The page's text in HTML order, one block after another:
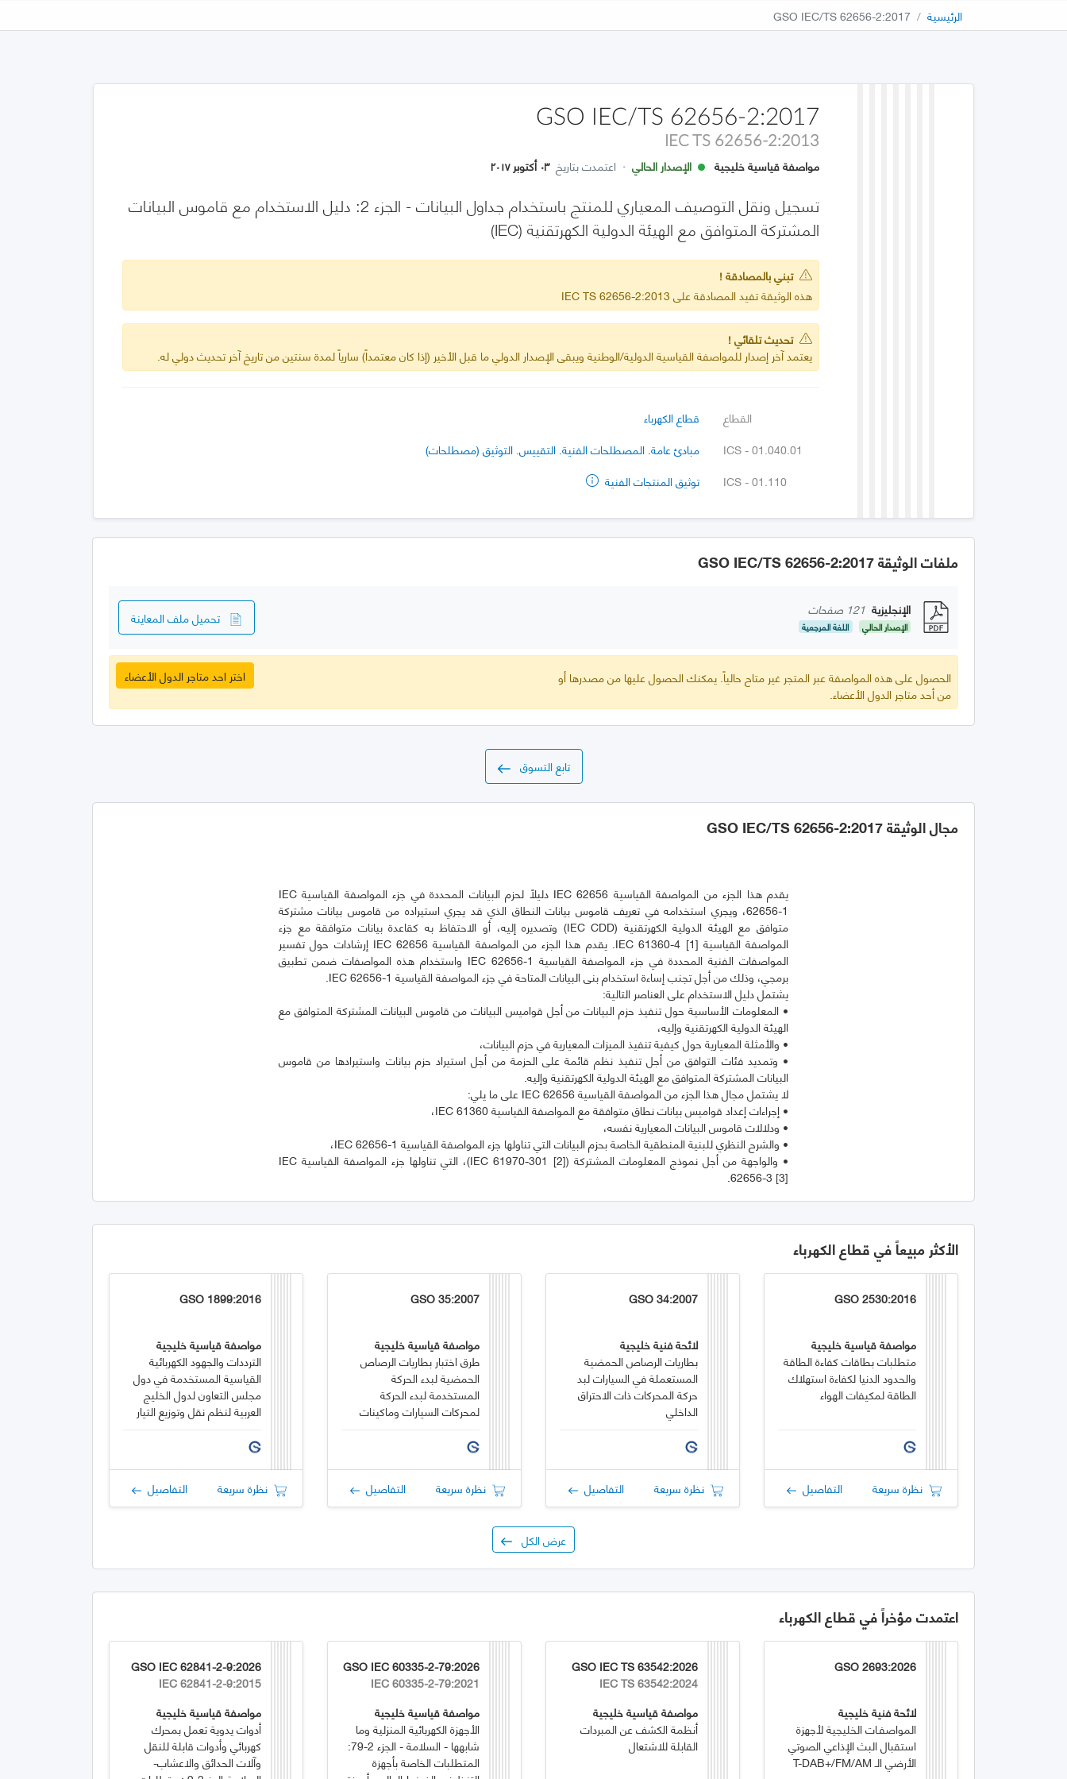
الرئيسية GSO IEC/TS 62656-2:2017
GSO IEC/TS 62656-2:2017
IEC TS 62656-2:2013
مواصفة قياسية خليجية الإصدار الحالي · اعتمدت بتاريخ ٠٣ أكتوبر ٢٠١٧
تسجيل ونقل التوصيف المعياري للمنتج باستخدام جداول البيانات - الجزء 2: دليل الاستخدام مع قاموس البيانات
المشتركة المتوافق مع الهيئة الدولية الكهرتقنية (IEC)
تبني بالمصادقة !
هذه الوثيقة تفيد المصادقة على IEC TS 62656-2:2013
تحديث تلقائي !
يعتمد آخر إصدار للمواصفة القياسية الدولية/الوطنية ويبقى الإصدار الدولي ما قبل الأخير (إذا كان معتمداً) سارياً لمدة سنتين من تاريخ آخر تحديث دولي له.
القطاع
قطاع الكهرباء
ICS - 01.040.01
مبادئ عامة. المصطلحات الفنية. التقييس. التوثيق (مصطلحات)
ICS - 01.110
توثيق المنتجات الفنية
ملفات الوثيقة GSO IEC/TS 62656-2:2017
الإنجليزية 121 صفحات
الإصدار الحالي اللغة المرجعية تحميل ملف المعاينة
الحصول على هذه المواصفة عبر المتجر غير متاح حالياً. يمكنك الحصول عليها من مصدرها أو
من أحد متاجر الدول الأعضاء.
اختر احد متاجر الدول الأعضاء
تابع التسوق
مجال الوثيقة GSO IEC/TS 62656-2:2017
يقدم هذا الجزء من المواصفة القياسية IEC 62656 دليلًا لحزم البيانات المحددة في جزء المواصفة القياسية IEC
62656-1، ويجري استخدامه في تعريف قاموس بيانات النطاق الذي قد يجري استيراده من قاموس بيانات مشتركة
متوافق مع الهيئة الدولية الكهرتقنية (IEC CDD) وتصديره إليه، أو الاحتفاظ به كقاعدة بيانات متوافقة مع جزء
المواصفة القياسية IEC 61360-4 [1]. يقدم هذا الجزء من المواصفة القياسية IEC 62656 إرشادات حول تفسير
المواصفات الفنية المحددة في جزء المواصفة القياسية IEC 62656-1 واستخدام هذه المواصفات ضمن تطبيق
• المعلومات الأساسية حول تنفيذ حزم البيانات من أجل قواميس البيانات من قاموس البيانات المشتركة المتوافق مع
• وتمديد فئات التوافق من أجل تنفيذ نظم قائمة على الحزمة من أجل استيراد حزم بيانات واستيرادها من قاموس
• والواجهة من أجل نموذج المعلومات المشتركة (IEC 61970-301 [2])، التي تناولها جزء المواصفة القياسية IEC
62656-3 [3].
الأكثر مبيعاً في قطاع الكهرباء
GSO 2530:2016
مواصفة قياسية خليجية
متطلبات بطاقات كفاءة الطاقة
والحدود الدنيا لكفاءة استهلاك
الطاقة لمكيفات الهواء
نظرة سريعة التفاصيل
GSO 34:2007
لائحة فنية خليجية
بطاريات الرصاص الحمضية
المستعملة في السيارات لبد
حركة المحركات ذات الاحتراق
الداخلي
نظرة سريعة التفاصيل
GSO 35:2007
مواصفة قياسية خليجية
طرق اختبار بطاريات الرصاص
الحمضية لبدء الحركة
المستخدمة لبدء الحركة
لمحركات السيارات وماكينات
نظرة سريعة التفاصيل
GSO 1899:2016
مواصفة قياسية خليجية
الترددات والجهود الكهربائية
القياسية المستخدمة في دول
مجلس التعاون لدول الخليج
العربية لنظم نقل وتوزيع التيار
نظرة سريعة التفاصيل
عرض الكل
اعتمدت مؤخراً في قطاع الكهرباء
GSO 2693:2026
لائحة فنية خليجية
المواصفـات الخليجية لأجهزة
استقبال البث الإذاعي الصوتي
الأرضي الـ T-DAB+/FM/AM
GSO IEC TS 63542:2026
IEC TS 63542:2024
مواصفة قياسية خليجية
أنظمة الكشف عن المبردات
القابلة للاشتعال
GSO IEC 60335-2-79:2026
IEC 60335-2-79:2021
مواصفة قياسية خليجية
الأجهزة الكهربائية المنزلية وما
شابهها - السلامة - الجزء 2-79:
المتطلبات الخاصة بأجهزة
GSO IEC 62841-2-9:2026
IEC 62841-2-9:2015
مواصفة قياسية خليجية
أدوات يدوية تعمل بمحرك
كهربائي وأدوات قابلة للنقل
وآلات الحدائق والاعشاب-